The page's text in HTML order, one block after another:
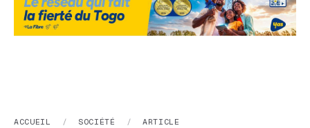
ACCUEIL / SOCIÉTÉ / ARTICLE